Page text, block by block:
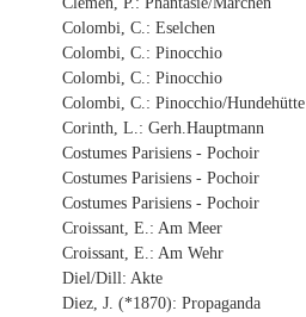
Colombi, C.: Eselchen
Colombi, C.: Pinocchio
Colombi, C.: Pinocchio
Colombi, C.: Pinocchio/Hundehütte
Corinth, L.: Gerh.Hauptmann
Costumes Parisiens - Pochoir
Costumes Parisiens - Pochoir
Costumes Parisiens - Pochoir
Croissant, E.: Am Meer
Croissant, E.: Am Wehr
Diel/Dill: Akte
Diez, J. (*1870): Propaganda